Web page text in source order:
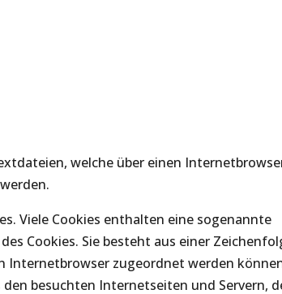
welche über einen
Viele Cookies enthalten eine sogenannte
Cookies. Sie besteht aus einer
Internetbrowser zugeordnet werden
besuchten Internetseiten und Servern,